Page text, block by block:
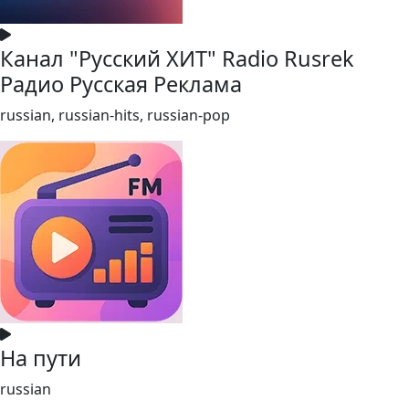
Канал "Русский ХИТ" Radio Rusrek
Радио Русская Реклама
russian, russian-hits, russian-pop
На пути
russian